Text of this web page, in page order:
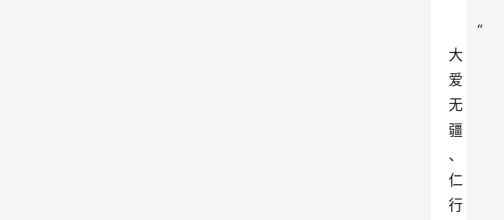
“
大
爱
无
疆
、
仁
行